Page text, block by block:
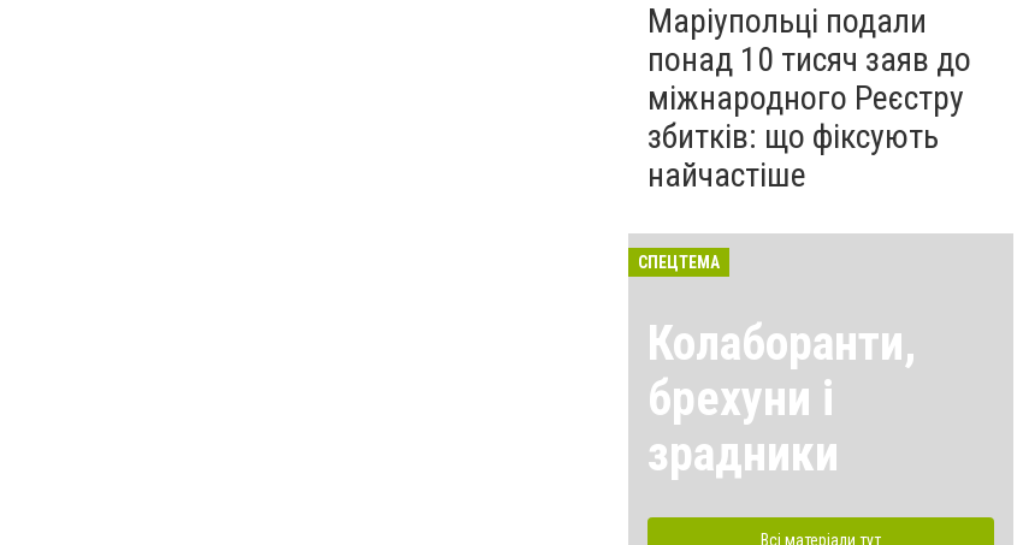
Маріупольці подали
понад 10 тисяч заяв до
міжнародного Реєстру
збитків: що фіксують
найчастіше
СПЕЦТЕМА
Колаборанти,
брехуни і
зрадники
Всі матеріали тут